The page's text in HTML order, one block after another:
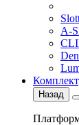
A-
Назад